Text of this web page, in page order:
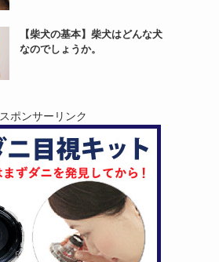
【柴犬の基本】柴犬はどんな犬
なのでしょうか。
スポンサーリンク